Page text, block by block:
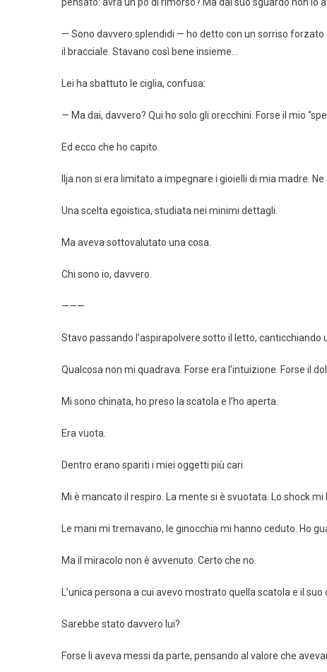
— Sono davvero splendidi — ho detto con un sorriso
il bracciale. Stavano così bene insieme…
Lei ha sbattuto le ciglia, confusa:
— Ma dai, davvero? Qui ho solo gli orecchini. Forse il mio
Ed ecco che ho capito.
Ilja non si era limitato a impegnare i gioielli di mia madre.
Una scelta egoistica, studiata nei minimi dettagli.
Ma aveva sottovalutato una cosa.
Chi sono io, davvero.
———
Stavo passando l’aspirapolvere sotto il letto,
Qualcosa non mi quadrava. Forse era l’intuizione. Forse il
Mi sono chinata, ho preso la scatola e l’ho aperta.
Era vuota.
Dentro erano spariti i miei oggetti più cari.
Mi è mancato il respiro. La mente si è svuotata. Lo shock
Le mani mi tremavano, le ginocchia mi hanno ceduto. Ho
Ma il miracolo non è avvenuto. Certo che no.
L’unica persona a cui avevo mostrato quella scatola e il suo
Sarebbe stato davvero lui?
Forse li aveva messi da parte, pensando al valore che